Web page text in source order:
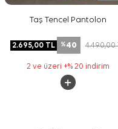
Taş Tencel Pantolon
2.695,00TL %40 4.490,00
2 ve üzeri +% 20 indirim